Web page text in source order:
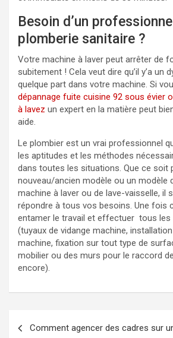
Besoin d’un
plomberie sanitaire ?
Votre machine à laver peut arrêter de
subitement ! Cela veut dire qu’il y’a un
quelque part dans votre machine. Si
dépannage fuite cuisine 92 sous évier
à lavez un expert en la matière peut
aide.
Le plombier est un vrai professionnel
les aptitudes et les méthodes
dans toutes les situations. Que ce soit
nouveau/ancien modèle ou un modèle
machine à laver ou de lave-vaisselle, il
répondre à tous vos besoins. Une fois
entamer le travail et effectuer tous les
(tuyaux de vidange machine,
machine, fixation sur tout type de
mobilier ou des murs pour le raccord
encore).
Comment agencer des cadres sur